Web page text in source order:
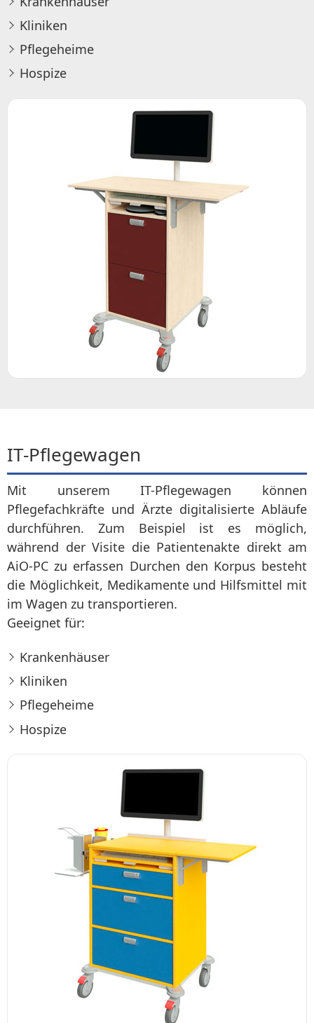
Kliniken
Pflegeheime
Hospize
IT-Pflegewagen
Mit unserem IT-Pflegewagen können
Pflegefachkräfte und Ärzte digitalisierte Abläufe
durchführen. Zum Beispiel ist es möglich,
während der Visite die Patientenakte direkt am
AiO-PC zu erfassen Durchen den Korpus besteht
die Möglichkeit, Medikamente und Hilfsmittel mit
im Wagen zu transportieren.
Geeignet für:
Krankenhäuser
Kliniken
Pflegeheime
Hospize